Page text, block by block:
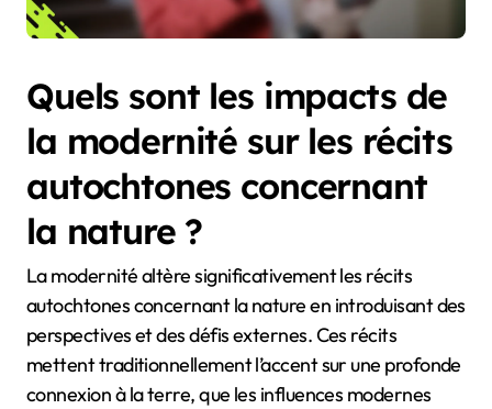
Quels sont les impacts de
la modernité sur les récits
autochtones concernant
la nature ?
La modernité altère significativement les récits
autochtones concernant la nature en introduisant des
perspectives et des défis externes. Ces récits
mettent traditionnellement l’accent sur une profonde
connexion à la terre, que les influences modernes